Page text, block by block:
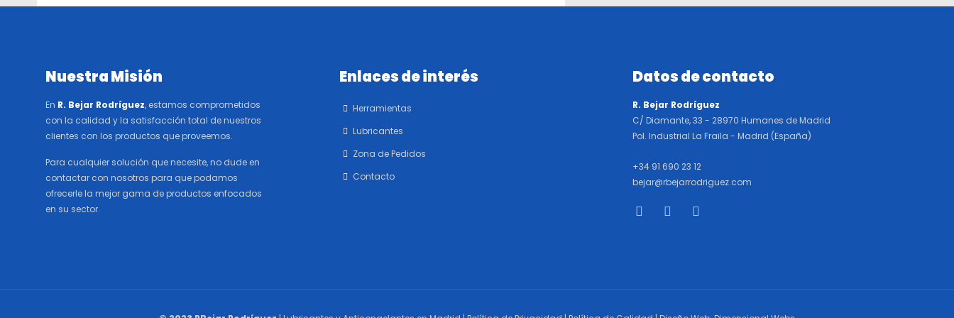
Nuestra Misión
En R. Bejar Rodríguez, estamos comprometidos
con la calidad y la satisfacción total de nuestros
clientes con los productos que proveemos.
Para cualquier solución que necesite, no dude en
contactar con nosotros para que podamos
ofrecerle la mejor gama de productos enfocados
en su sector.
Enlaces de interés
Herramientas
Lubricantes
Zona de Pedidos
Contacto
Datos de contacto
R. Bejar Rodríguez
C/ Diamante, 33 - 28970 Humanes de Madrid
Pol. Industrial La Fraila - Madrid (España)
+34 91 690 23 12
bejar@rbejarrodriguez.com